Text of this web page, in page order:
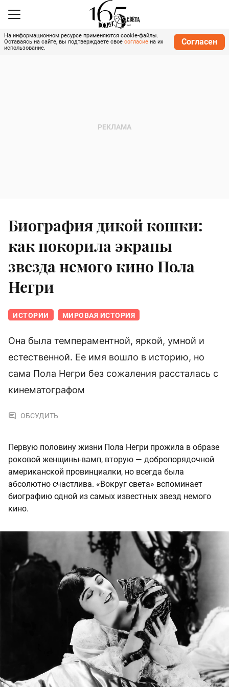
На информационном ресурсе применяются cookie-файлы.
Оставаясь на сайте, вы подтверждаете свое согласие на их
использование.
Согласен
Биография дикой кошки:
как покорила экраны
звезда немого кино Пола
Негри
ИСТОРИИ МИРОВАЯ ИСТОРИЯ
Она была темпераментной, яркой, умной и
естественной. Ее имя вошло в историю, но
сама Пола Негри без сожаления рассталась с
кинематографом
ОБСУДИТЬ
Первую половину жизни Пола Негри прожила в образе
роковой женщины-вамп, вторую — добропорядочной
американской провинциалки, но всегда была
абсолютно счастлива. «Вокруг света» вспоминает
биографию одной из самых известных звезд немого
кино.